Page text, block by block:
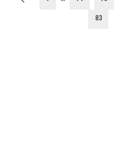
83